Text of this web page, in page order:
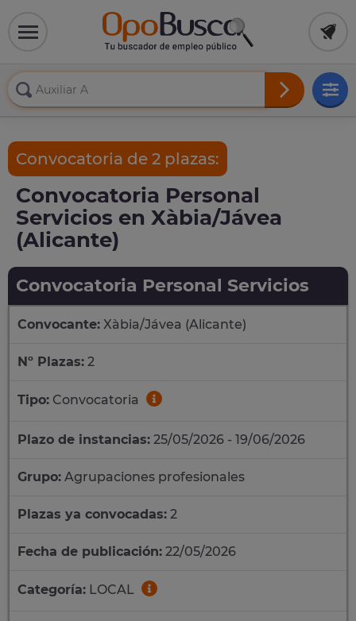
Convocatoria de 2 plazas:
Convocatoria Personal
Servicios en Xàbia/Jávea
(Alicante)
Convocatoria Personal Servicios
Convocante: Xàbia/Jávea (Alicante)
Nº Plazas: 2
Tipo: Convocatoria
Plazo de instancias: 25/05/2026 - 19/06/2026
Grupo: Agrupaciones profesionales
Plazas ya convocadas: 2
Fecha de publicación: 22/05/2026
Categoría: LOCAL